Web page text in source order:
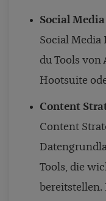
Social
Social Media
du Tools von
Hootsuite
Content
Content
Tools, die
bereitstellen.